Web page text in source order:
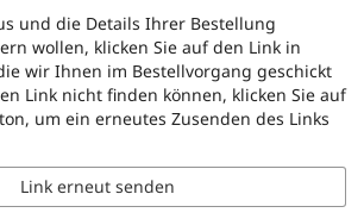
und die Details Ihrer Bestellung
wollen, klicken Sie auf den Link in
wir Ihnen im Bestellvorgang geschickt
Link nicht finden können, klicken Sie auf
um ein erneutes Zusenden des Links
Link erneut senden